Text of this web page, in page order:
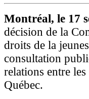
Montréal, le 17
décision de la
droits de la
consultation
relations entre
Québec.